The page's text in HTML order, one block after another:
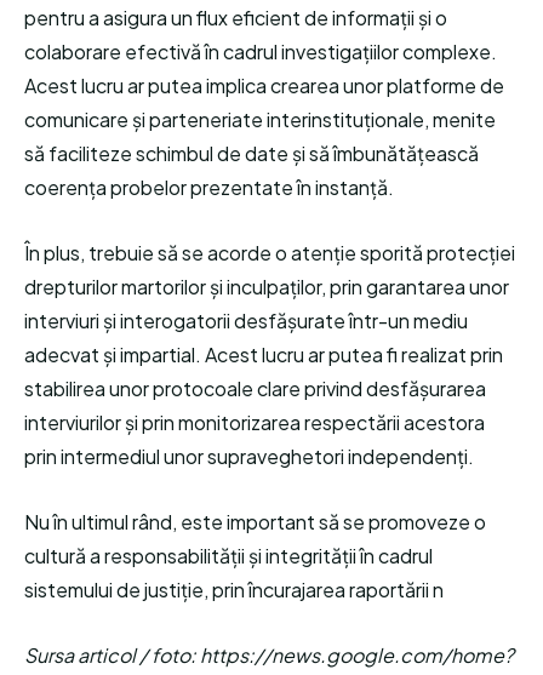
pentru a asigura un flux eficient de informații și o
colaborare efectivă în cadrul investigațiilor complexe.
Acest lucru ar putea implica crearea unor platforme de
comunicare și parteneriate interinstituționale, menite
să faciliteze schimbul de date și să îmbunătățească
coerența probelor prezentate în instanță.
În plus, trebuie să se acorde o atenție sporită protecției
drepturilor martorilor și inculpaților, prin garantarea unor
interviuri și interogatorii desfășurate într-un mediu
adecvat și impartial. Acest lucru ar putea fi realizat prin
stabilirea unor protocoale clare privind desfășurarea
interviurilor și prin monitorizarea respectării acestora
prin intermediul unor supraveghetori independenți.
Nu în ultimul rând, este important să se promoveze o
cultură a responsabilității și integrității în cadrul
sistemului de justiție, prin încurajarea raportării n
Sursa articol / foto: https://news.google.com/home?